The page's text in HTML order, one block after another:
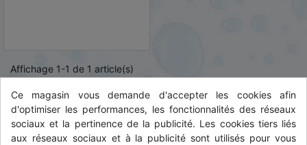
Affichage 1-1 de 1 article(s)
Haut de page 
Ce magasin vous demande d'accepter les cookies afin
d'optimiser les performances, les fonctionnalités des réseaux
sociaux et la pertinence de la publicité. Les cookies tiers liés
aux réseaux sociaux et à la publicité sont utilisés pour vous